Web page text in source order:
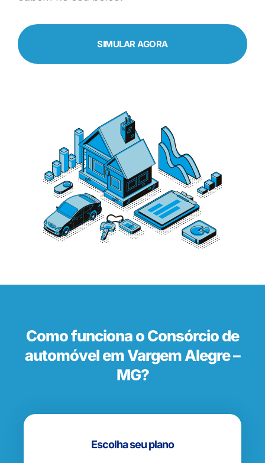
SIMULAR AGORA
Como funciona o Consórcio de
automóvel em Vargem Alegre –
MG?
Escolha seu plano